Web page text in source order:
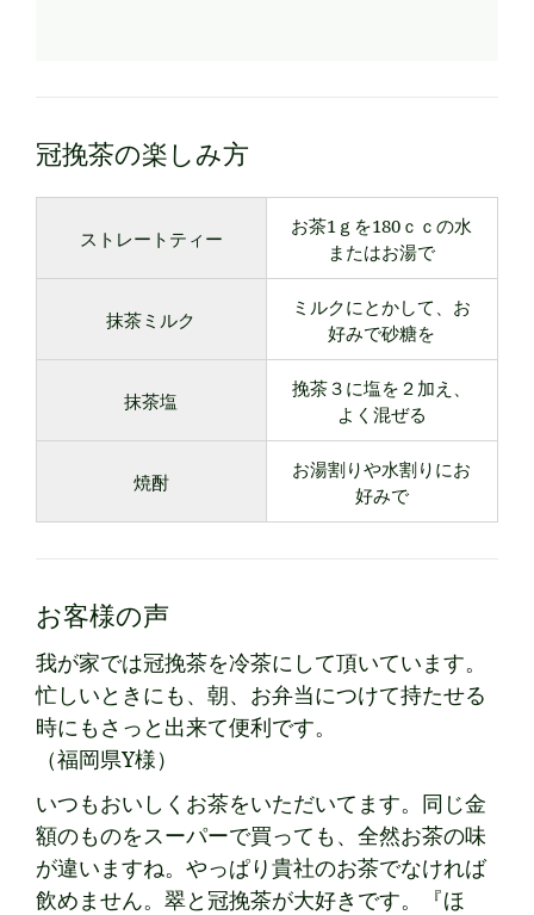
冠挽茶の楽しみ方
ストレートティー
お茶1ｇを180ｃｃの水
またはお湯で
抹茶ミルク
ミルクにとかして、お
好みで砂糖を
抹茶塩
挽茶３に塩を２加え、
よく混ぜる
焼酎
お湯割りや水割りにお
好みで
お客様の声
我が家では冠挽茶を冷茶にして頂いています。
忙しいときにも、朝、お弁当につけて持たせる
時にもさっと出来て便利です。
（福岡県Y様）
いつもおいしくお茶をいただいてます。同じ金
額のものをスーパーで買っても、全然お茶の味
が違いますね。やっぱり貴社のお茶でなければ
飲めません。翠と冠挽茶が大好きです。『ほ